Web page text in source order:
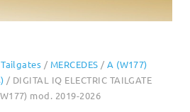
/ MERCEDES /A (W177)
/ DIGITAL IQ ELECTRIC TAILGATE
mod. 2019-2026